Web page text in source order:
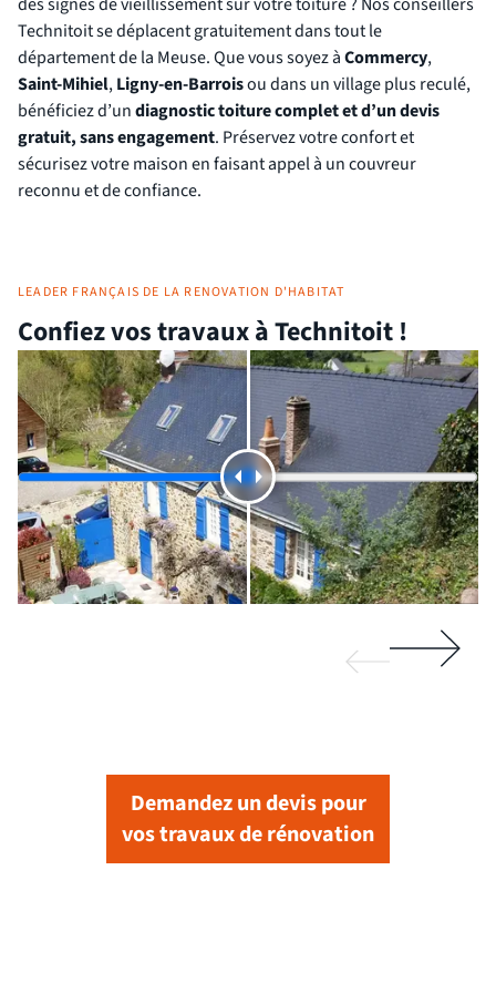
Technitoit se déplacent gratuitement dans tout le
département de la Meuse. Que vous soyez àCommercy,
Saint-Mihiel,Ligny-en-Barroisou dans un village plus reculé,
bénéficiez d’undiagnostic toiture complet et d’un devis
gratuit, sans engagement. Préservez votre confort et
sécurisez votre maison en faisant appel à un couvreur
reconnu et de confiance.
LEADER FRANÇAIS DE LA RENOVATION D'HABITAT
Confiez vos travaux à Technitoit !
Demandez un devis pour
vos travaux de rénovation